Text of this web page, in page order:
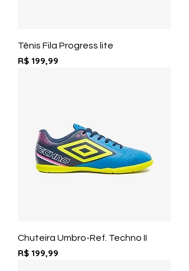
Tênis Fila Progress lite
Preço
R$ 199,99
Chuteira Umbro-Ref. Techno II
Preço
R$ 199,99